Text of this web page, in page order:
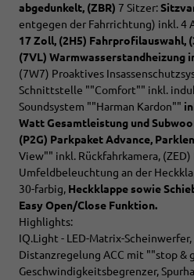
abgedunkelt, (ZBR) 7 Sitzer:
entgegen der Fahrrichtung) inkl. 4
17 Zoll, (2H5) Fahrprofilauswahl,
(7VL) Warmwasserstandheizung
(7W7) Proaktives
Schnittstelle ""Comfort"" inkl.
Soundsystem ""Harman Kardon""
Watt Gesamtleistung und
(P2G) Parkpaket Advance,
View"" inkl. Rückfahrkamera, (ZED)
Umfeldbeleuchtung an der
30-farbig, Heckklappe sowie
Easy Open/Close Funktion.
Highlights:
IQ.Light - LED-Matrix-
Distanzregelung ACC mit ""stop &
Geschwindigkeitsbegrenzer,